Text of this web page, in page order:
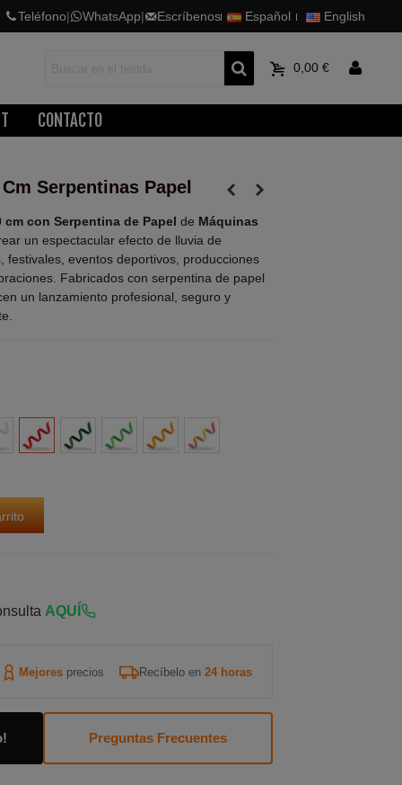
Teléfono| WhatsApp| Escríbenos Español English
0,00 €
CONTACTO
Serpentinas Papel
con Serpentina de Papel de Máquinas
un espectacular efecto de lluvia de
festivales, eventos deportivos, producciones
Fabricados con serpentina de papel
un lanzamiento profesional, seguro y
Roja Verde
Verde
Claro
Naranja Multicolor
AQUÍ
Mejores precios Recíbelo en24 horas
Preguntas Frecuentes